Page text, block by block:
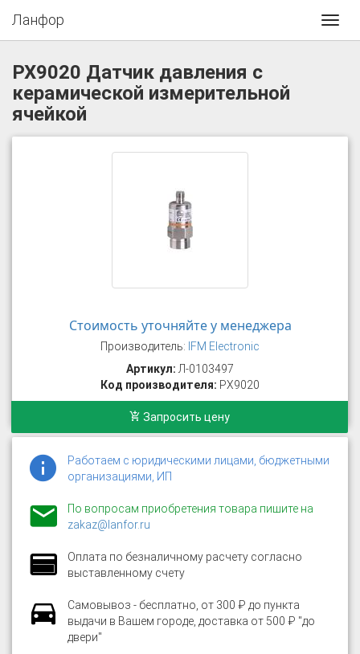
Ланфор
PX9020 Датчик давления с
керамической измерительной
ячейкой
Стоимость уточняйте у менеджера
Производитель: IFM Electronic
Артикул: Л-0103497
Код производителя: PX9020
Запросить цену
Работаем с юридическими лицами, бюджетными
организациями, ИП
По вопросам приобретения товара пишите на
zakaz@lanfor.ru
Оплата по безналичному расчету согласно
выставленному счету
Самовывоз - бесплатно, от 300 ₽ до пункта
выдачи в Вашем городе, доставка от 500 ₽ "до
двери"